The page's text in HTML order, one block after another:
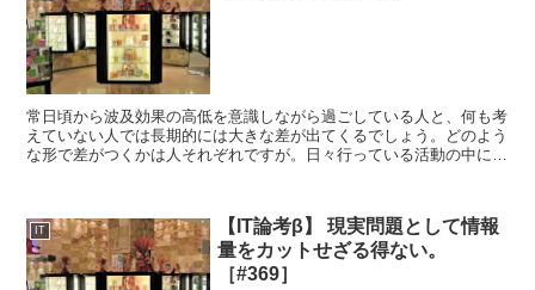
常日頃から波及効果の高低を意識しながら過ごしている人と、何も考
えていない人では長期的には大きな差が出てくるでしょう。どのよう
な形で差がつくかは人それぞれですが。日々行っている活動の中には
IT
【IT論考β】 現実問題として情報
量をカットせざる得ない。
［#369］